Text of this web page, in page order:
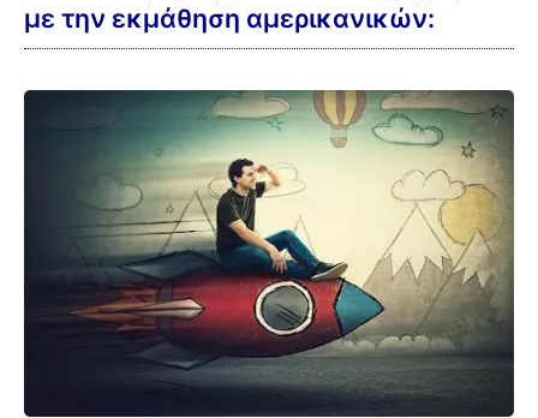
με την εκμάθηση αμερικανικών: